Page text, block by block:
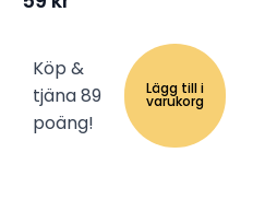
Köp &
tjäna 89
poäng!
Lägg till i
varukorg